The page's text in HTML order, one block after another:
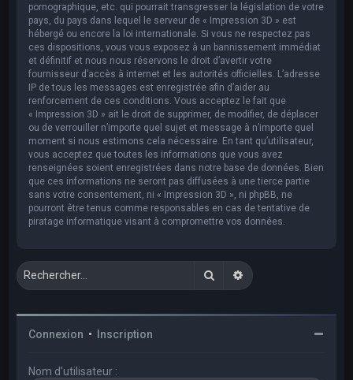
pornographique, etc. qui pourrait transgresser la législation de votre
pays, du pays dans lequel le serveur de « Impression 3D » est
hébergé ou encore la loi internationale. Si vous ne respectez pas
ces dispositions, vous vous exposez à un bannissement immédiat
et définitif et nous nous réservons le droit d’avertir votre
fournisseur d’accès à internet et les autorités officielles. L’adresse
IP de tous les messages est enregistrée afin d’aider au
renforcement de ces conditions. Vous acceptez le fait que
« Impression 3D » ait le droit de supprimer, de modifier, de déplacer
ou de verrouiller n’importe quel sujet et message à n’importe quel
moment si nous estimons cela nécessaire. En tant qu’utilisateur,
vous acceptez que toutes les informations que vous avez
renseignées soient enregistrées dans notre base de données. Bien
que ces informations ne seront pas diffusées à une tierce partie
sans votre consentement, ni « Impression 3D », ni phpBB, ne
pourront être tenus comme responsables en cas de tentative de
piratage informatique visant à compromettre vos données.
RechercherRecherche avancée
Connexion • Inscription
Nom d’utilisateur :